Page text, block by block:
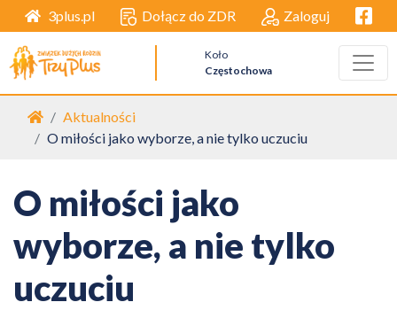
3plus.pl Dołącz do ZDR Zaloguj
Koło
Częstochowa
Strona główna
Aktualności
O miłości jako wyborze, a nie tylko uczuciu
O miłości jako
wyborze, a nie tylko
uczuciu